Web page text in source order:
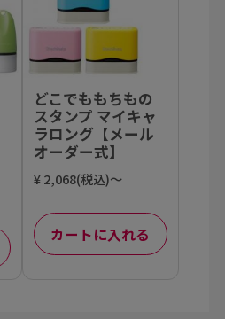
どこでももちもの
スタンプ マイキャ
ラロング【メール
オーダー式】
¥ 2,068(税込)～
カートに入れる